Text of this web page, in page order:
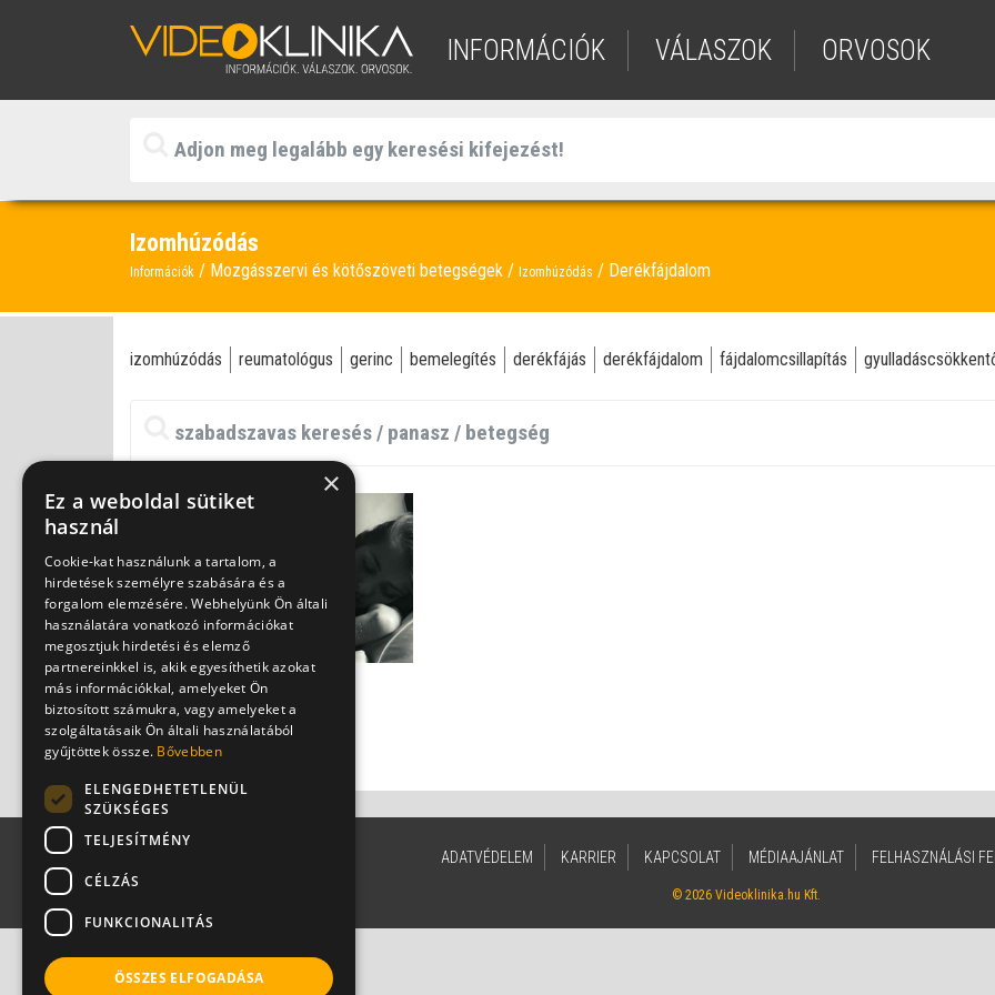
INFORMÁCIÓK VÁLASZOK ORVOSOK
Izomhúzódás
Információk Mozgásszervi és kötőszöveti betegségek Izomhúzódás Derékfájdalom
izomhúzódás reumatológus gerinc bemelegítés derékfájás derékfájdalom fájdalomcsillapítás
Derékfájás - ennek is
sokféle oka lehet
Dr. Oláh Ilona
ADATVÉDELEM KARRIER KAPCSOLAT MÉDIAAJÁNLAT FELHASZNÁLÁSI
© 2026 Videoklinika.hu Kft.
×
Ez a weboldal sütiket
használ
Cookie-kat használunk a tartalom, a
hirdetések személyre szabására és a
forgalom elemzésére. Webhelyünk Ön általi
használatára vonatkozó információkat
megosztjuk hirdetési és elemző
partnereinkkel is, akik egyesíthetik azokat
más információkkal, amelyeket Ön
biztosított számukra, vagy amelyeket a
szolgáltatásaik Ön általi használatából
gyűjtöttek össze. Bővebben
ELENGEDHETETLENÜL
SZÜKSÉGES
TELJESÍTMÉNY
CÉLZÁS
FUNKCIONALITÁS
ÖSSZES ELFOGADÁSA